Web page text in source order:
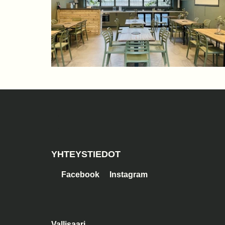
YHTEYSTIEDOT
Facebook Instagram